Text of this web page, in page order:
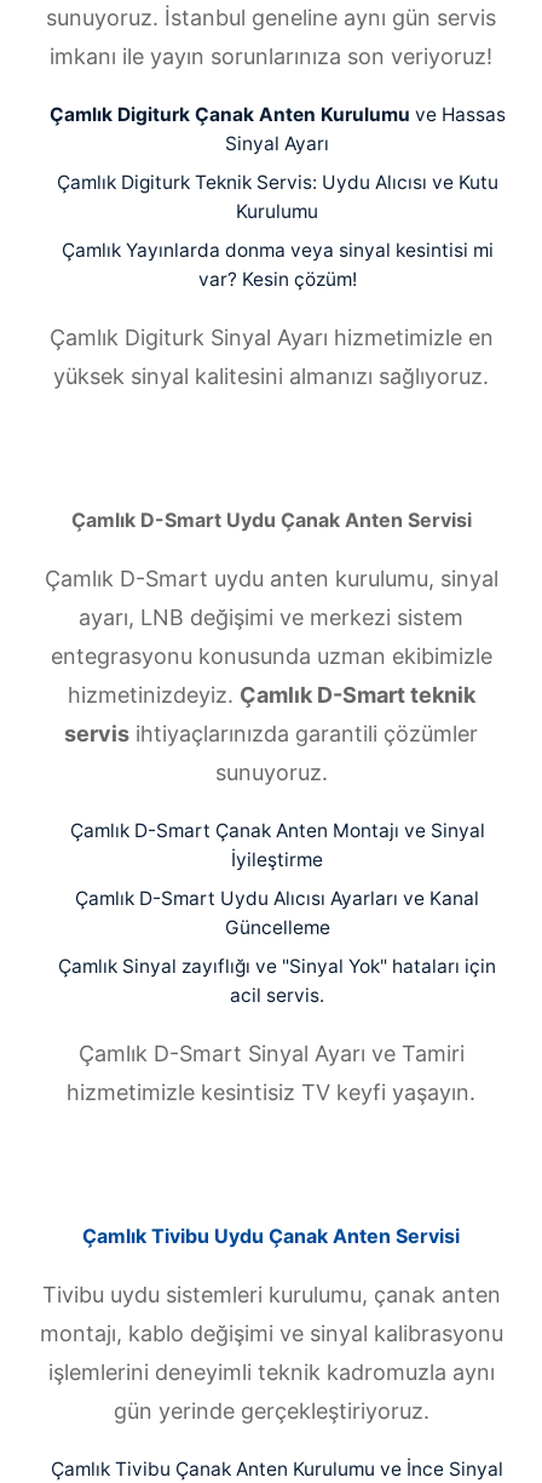
sunuyoruz. İstanbul geneline aynı gün servis
imkanı ile yayın sorunlarınıza son veriyoruz!
Çamlık Digiturk Çanak Anten Kurulumu ve Hassas
Sinyal Ayarı
Çamlık Digiturk Teknik Servis: Uydu Alıcısı ve Kutu
Kurulumu
Çamlık Yayınlarda donma veya sinyal kesintisi mi
var? Kesin çözüm!
Çamlık Digiturk Sinyal Ayarı hizmetimizle en
yüksek sinyal kalitesini almanızı sağlıyoruz.
Çamlık D-Smart Uydu Çanak Anten Servisi
Çamlık D-Smart uydu anten kurulumu, sinyal
ayarı, LNB değişimi ve merkezi sistem
entegrasyonu konusunda uzman ekibimizle
hizmetinizdeyiz. Çamlık D-Smart teknik
servis ihtiyaçlarınızda garantili çözümler
sunuyoruz.
Çamlık D-Smart Çanak Anten Montajı ve Sinyal
İyileştirme
Çamlık D-Smart Uydu Alıcısı Ayarları ve Kanal
Güncelleme
Çamlık Sinyal zayıflığı ve "Sinyal Yok" hataları için
acil servis.
Çamlık D-Smart Sinyal Ayarı ve Tamiri
hizmetimizle kesintisiz TV keyfi yaşayın.
Çamlık Tivibu Uydu Çanak Anten Servisi
Tivibu uydu sistemleri kurulumu, çanak anten
montajı, kablo değişimi ve sinyal kalibrasyonu
işlemlerini deneyimli teknik kadromuzla aynı
gün yerinde gerçekleştiriyoruz.
Çamlık Tivibu Çanak Anten Kurulumu ve İnce Sinyal